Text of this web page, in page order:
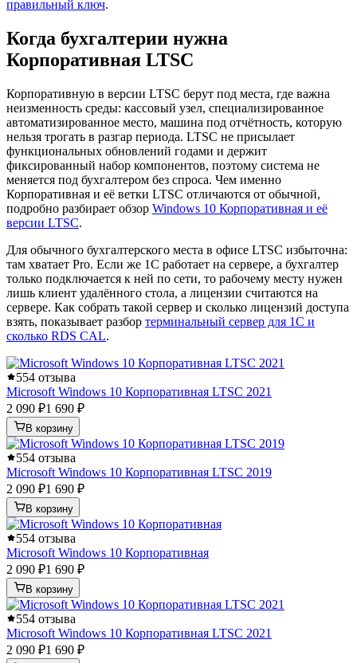
правильный ключ.
Когда бухгалтерии нужна
Корпоративная LTSC
Корпоративную в версии LTSC берут под места, где важна
неизменность среды: кассовый узел, специализированное
автоматизированное место, машина под отчётность, которую
нельзя трогать в разгар периода. LTSC не присылает
функциональных обновлений годами и держит
фиксированный набор компонентов, поэтому система не
меняется под бухгалтером без спроса. Чем именно
Корпоративная и её ветки LTSC отличаются от обычной,
подробно разбирает обзор Windows 10 Корпоративная и её
версии LTSC.
Для обычного бухгалтерского места в офисе LTSC избыточна:
там хватает Pro. Если же 1С работает на сервере, а бухгалтер
только подключается к ней по сети, то рабочему месту нужен
лишь клиент удалённого стола, а лицензии считаются на
сервере. Как собрать такой сервер и сколько лицензий доступа
взять, показывает разбор терминальный сервер для 1С и
сколько RDS CAL.
554 отзыва
Microsoft Windows 10 Корпоративная LTSC 2021
2 090 ₽1 690 ₽
В корзину
554 отзыва
Microsoft Windows 10 Корпоративная LTSC 2019
2 090 ₽1 690 ₽
В корзину
554 отзыва
Microsoft Windows 10 Корпоративная
2 090 ₽1 690 ₽
В корзину
554 отзыва
Microsoft Windows 10 Корпоративная LTSC 2021
2 090 ₽1 690 ₽